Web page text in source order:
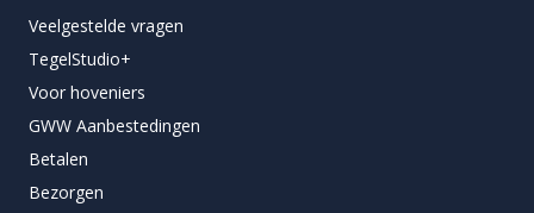
Veelgestelde vragen
TegelStudio+
Voor hoveniers
GWW Aanbestedingen
Betalen
Bezorgen